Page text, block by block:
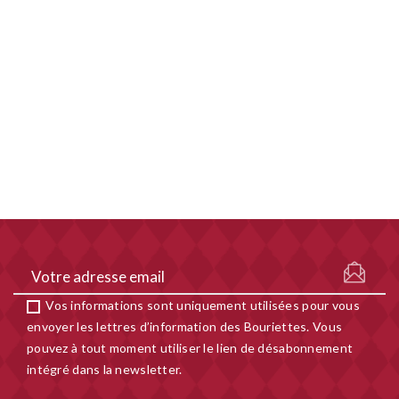
Vos informations sont uniquement utilisées pour vous
envoyer les lettres d’information des Bouriettes. Vous
pouvez à tout moment utiliser le lien de désabonnement
intégré dans la newsletter.